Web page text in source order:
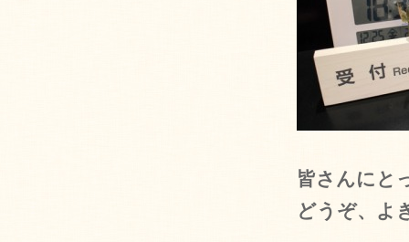
皆さんにと
どうぞ、よ